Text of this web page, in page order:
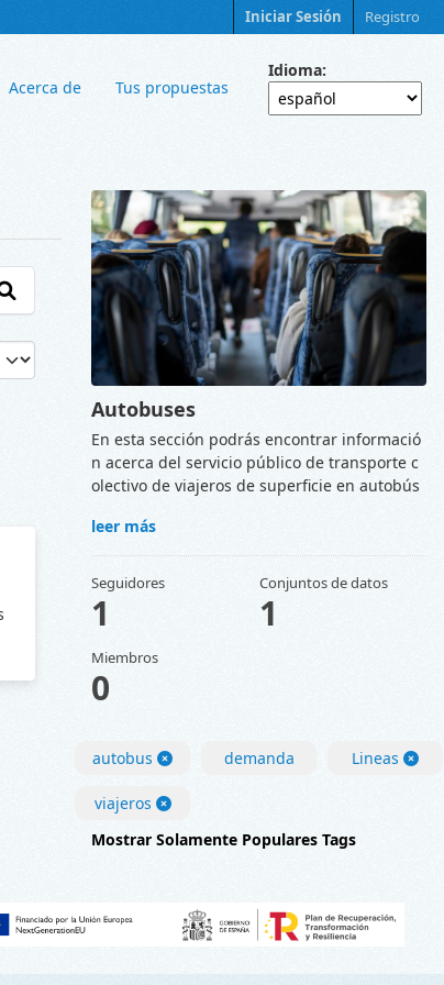
Iniciar Sesión Registro
Acerca de Tus propuestas
Idioma
Autobuses
En esta sección podrás encontrar informació
n acerca del servicio público de transporte c
olectivo de viajeros de superficie en autobús
leer más
Seguidores
1
Conjuntos de datos
1
Miembros
0
autobus demanda Lineas
viajeros
Mostrar Solamente Populares Tags